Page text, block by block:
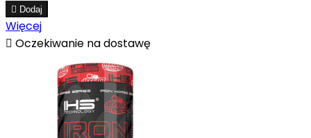
 Dodaj
Więcej
 Oczekiwanie na dostawę